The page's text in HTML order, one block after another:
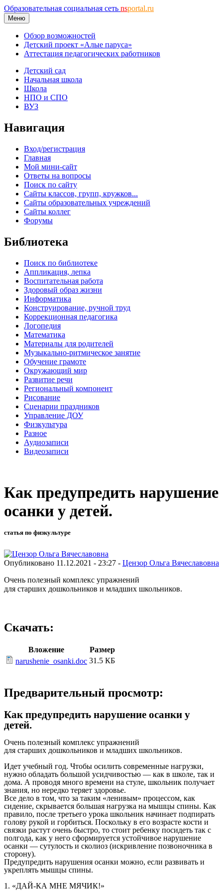
Образовательная социальная сеть nsportal.ru
Меню
Обзор возможностей
Детский проект «Алые паруса»
Аттестация педагогических работников
Детский сад
Начальная школа
Школа
НПО и СПО
ВУЗ
Навигация
Вход/регистрация
Главная
Мой мини-сайт
Ответы на вопросы
Поиск по сайту
Сайты классов, групп, кружков...
Сайты образовательных учреждений
Сайты коллег
Форумы
Библиотека
Поиск по библиотеке
Аппликация, лепка
Воспитательная работа
Здоровый образ жизни
Информатика
Конструирование, ручной труд
Коррекционная педагогика
Логопедия
Математика
Материалы для родителей
Музыкально-ритмическое занятие
Обучение грамоте
Окружающий мир
Развитие речи
Региональный компонент
Рисование
Сценарии праздников
Управление ДОУ
Физкультура
Разное
Аудиозаписи
Видеозаписи
Как предупредить нарушение
осанки у детей.
статья по физкультуре
Опубликовано 11.12.2021 - 23:27 - Цензор Ольга Вячеславовна
Очень полезный комплекс упражнений
для старших дошкольников и младших школьников.
Скачать:
Вложение
Размер
narushenie_osanki.doc 31.5 КБ
Предварительный просмотр:
Как предупредить нарушение осанки у
детей.
Очень полезный комплекс упражнений
для старших дошкольников и младших школьников.
Идет учебный год. Чтобы осилить современные нагрузки,
нужно обладать большой усидчивостью — как в школе, так и
дома. А проводя много времени на стуле, школьник получает
знания, но нередко теряет здоровье.
Все дело в том, что за таким «ленивым» процессом, как
сидение, скрывается большая нагрузка на мышцы спины. Как
правило, после третьего урока школьник начинает подпирать
голову рукой и горбиться. Поскольку в его возрасте кости и
связки растут очень быстро, то стоит ребенку посидеть так с
полгода, как у него сформируется устойчивое нарушение
осанки — сутулость и сколиоз (искривление позвоночника в
сторону).
Предупредить нарушения осанки можно, если развивать и
укреплять мышцы спины.
1. «ДАЙ-КА МНЕ МЯЧИК!»